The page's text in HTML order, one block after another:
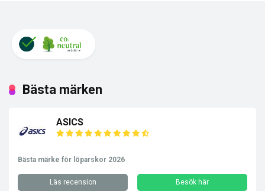
Bästa märken
ASICS
Bästa märke för löparskor 2026
Läs recension Besök här